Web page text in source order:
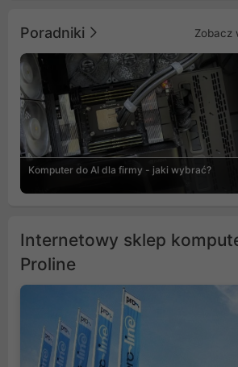
Poradniki Zobacz
Komputer do AI dla firmy - jaki wybrać?
Internetowy sklep
Proline